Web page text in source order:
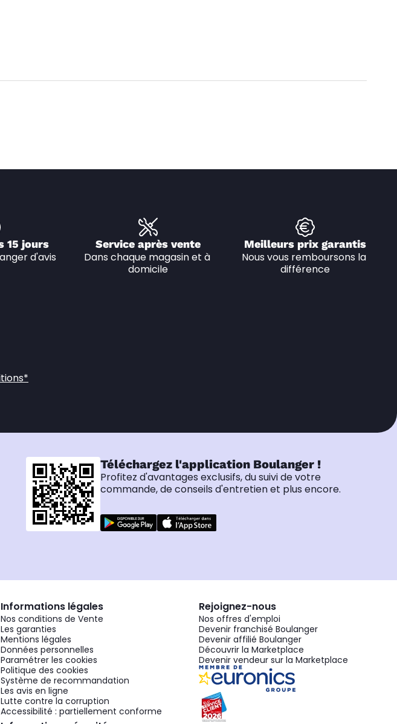
15 jours
d'avis
Service après vente
Dans chaque magasin et à
domicile
Meilleurs prix garantis
Nous vous remboursons la
différence
Téléchargez l'application Boulanger !
Profitez d'avantages exclusifs, du suivi de votre
commande, de conseils d'entretien et plus encore.
Informations légales
Nos conditions de Vente
Les garanties
Mentions légales
Données personnelles
Paramétrer les cookies
Politique des cookies
Système de recommandation
Les avis en ligne
Lutte contre la corruption
Accessibilité : partiellement conforme
Rejoignez-nous
Nos offres d'emploi
Devenir franchisé Boulanger
Devenir affilié Boulanger
Découvrir la Marketplace
Devenir vendeur sur la Marketplace